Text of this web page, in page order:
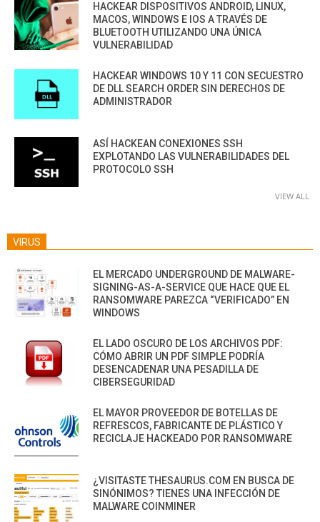
HACKEAR DISPOSITIVOS ANDROID, LINUX,
MACOS, WINDOWS E IOS A TRAVÉS DE
BLUETOOTH UTILIZANDO UNA ÚNICA
VULNERABILIDAD
HACKEAR WINDOWS 10 Y 11 CON SECUESTRO
DE DLL SEARCH ORDER SIN DERECHOS DE
ADMINISTRADOR
ASÍ HACKEAN CONEXIONES SSH
EXPLOTANDO LAS VULNERABILIDADES DEL
PROTOCOLO SSH
VIEW ALL
VIRUS
EL MERCADO UNDERGROUND DE MALWARE-
SIGNING-AS-A-SERVICE QUE HACE QUE EL
RANSOMWARE PAREZCA “VERIFICADO” EN
WINDOWS
EL LADO OSCURO DE LOS ARCHIVOS PDF:
CÓMO ABRIR UN PDF SIMPLE PODRÍA
DESENCADENAR UNA PESADILLA DE
CIBERSEGURIDAD
EL MAYOR PROVEEDOR DE BOTELLAS DE
REFRESCOS, FABRICANTE DE PLÁSTICO Y
RECICLAJE HACKEADO POR RANSOMWARE
¿VISITASTE THESAURUS.COM EN BUSCA DE
SINÓNIMOS? TIENES UNA INFECCIÓN DE
MALWARE COINMINER